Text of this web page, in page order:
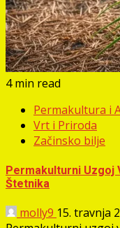
4 min read
Permakultura i
Vrt i Priroda
Začinsko bilje
Permakulturni Uzgoj
Štetnika
molly9 15. travnja